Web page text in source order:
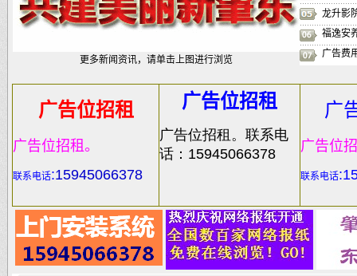
更多新闻资讯，请单击上图进行浏览
龙升影
福逸安
广告费
广告位招租
广告位招租。
联系电话:15945066378
广告位招租
广告位招租。联系电
话：15945066378
广
广告位
联系电话